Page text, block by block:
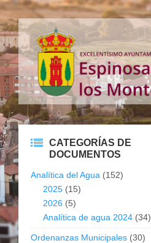
CATEGORÍAS DE
DOCUMENTOS
Analítica del Agua (152)
2025 (15)
2026 (5)
Analítica de agua 2024 (34)
Ordenanzas Municipales (30)